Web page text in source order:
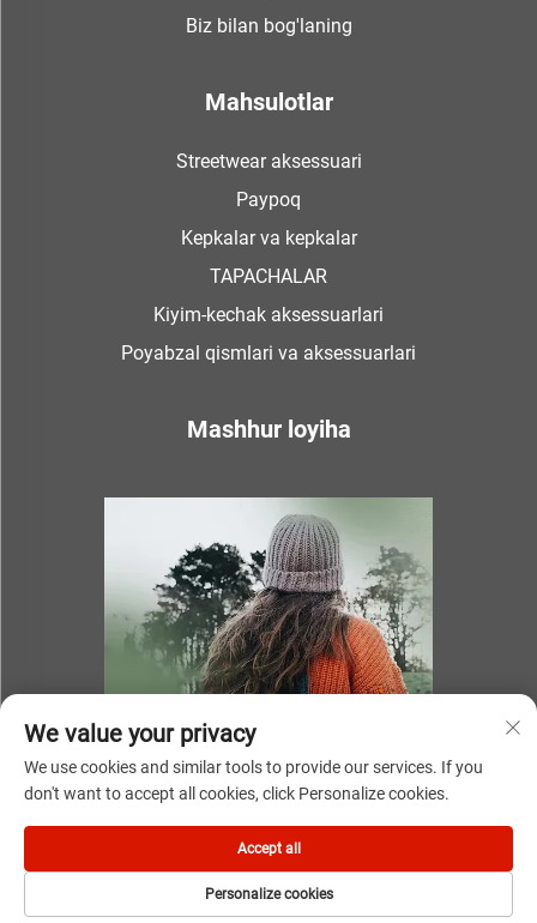
Biz bilan bog'laning
Mahsulotlar
Streetwear aksessuari
Paypoq
Kepkalar va kepkalar
TAPACHALAR
Kiyim-kechak aksessuarlari
Poyabzal qismlari va aksessuarlari
Mashhur loyiha
Ningbo Youki Birlashgan Import & Eksport Kompaniyasi, LTD
tomonidan 2025-yil. Barcha huquqlar himoyalangan
Maxfiylik siyosati
We value your privacy
We use cookies and similar tools to provide our services. If you
don't want to accept all cookies, click Personalize cookies.
Personalize cookies
Accept all